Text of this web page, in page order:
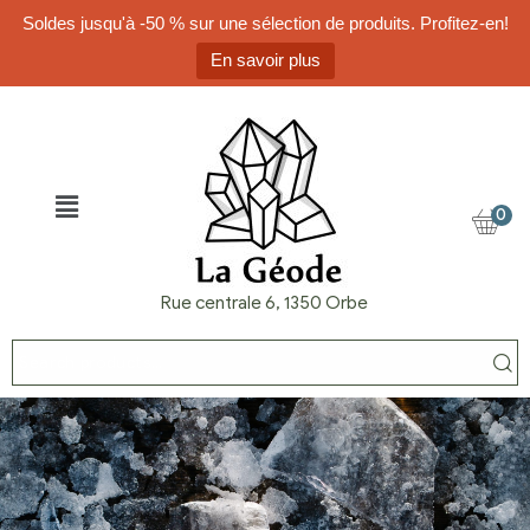
Soldes jusqu'à -50 % sur une sélection de produits. Profitez-en!
En savoir plus
Rue centrale 6, 1350 Orbe
0